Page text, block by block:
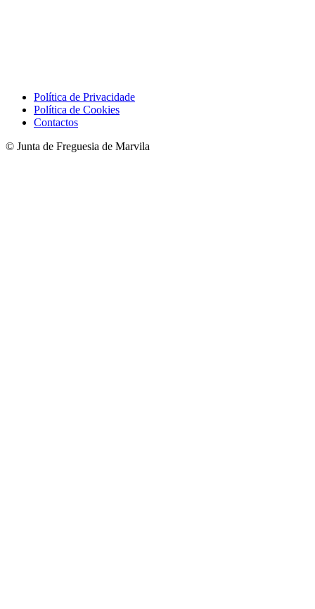
Política de Privacidade
Política de Cookies
Contactos
© Junta de Freguesia de Marvila